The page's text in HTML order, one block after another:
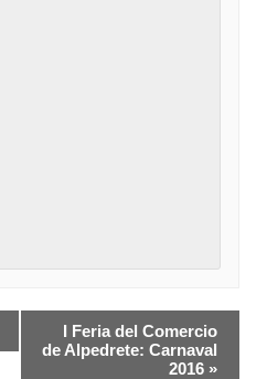
I Feria del Comercio
de Alpedrete: Carnaval
2016 »